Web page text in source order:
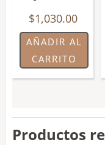
$1,030.00
AÑADIR AL
CARRITO
Productos